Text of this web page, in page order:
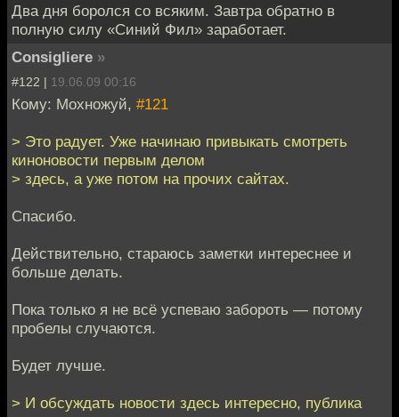
Два дня боролся со всяким. Завтра обратно в
полную силу «Синий Фил» заработает.
Consigliere »
#122 | 19.06.09 00:16
Кому: Мохножуй, #121
> Это радует. Уже начинаю привыкать смотреть
киноновости первым делом
> здесь, а уже потом на прочих сайтах.
Спасибо.
Действительно, стараюсь заметки интереснее и
больше делать.
Пока только я не всё успеваю забороть — потому
пробелы случаются.
Будет лучше.
> И обсуждать новости здесь интересно, публика